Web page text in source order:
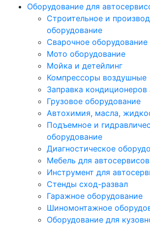
Оборудование для
Строительное и
оборудование
Сварочное оборудование
Мото оборудование
Мойка и детейлинг
Компрессоры воздушные
Заправка
Грузовое оборудование
Автохимия, масла,
Подъемное и
оборудование
Диагностическое
Мебель для автосервисов
Инструмент для
Стенды сход-развал
Гаражное оборудование
Шиномонтажное
Оборудование для